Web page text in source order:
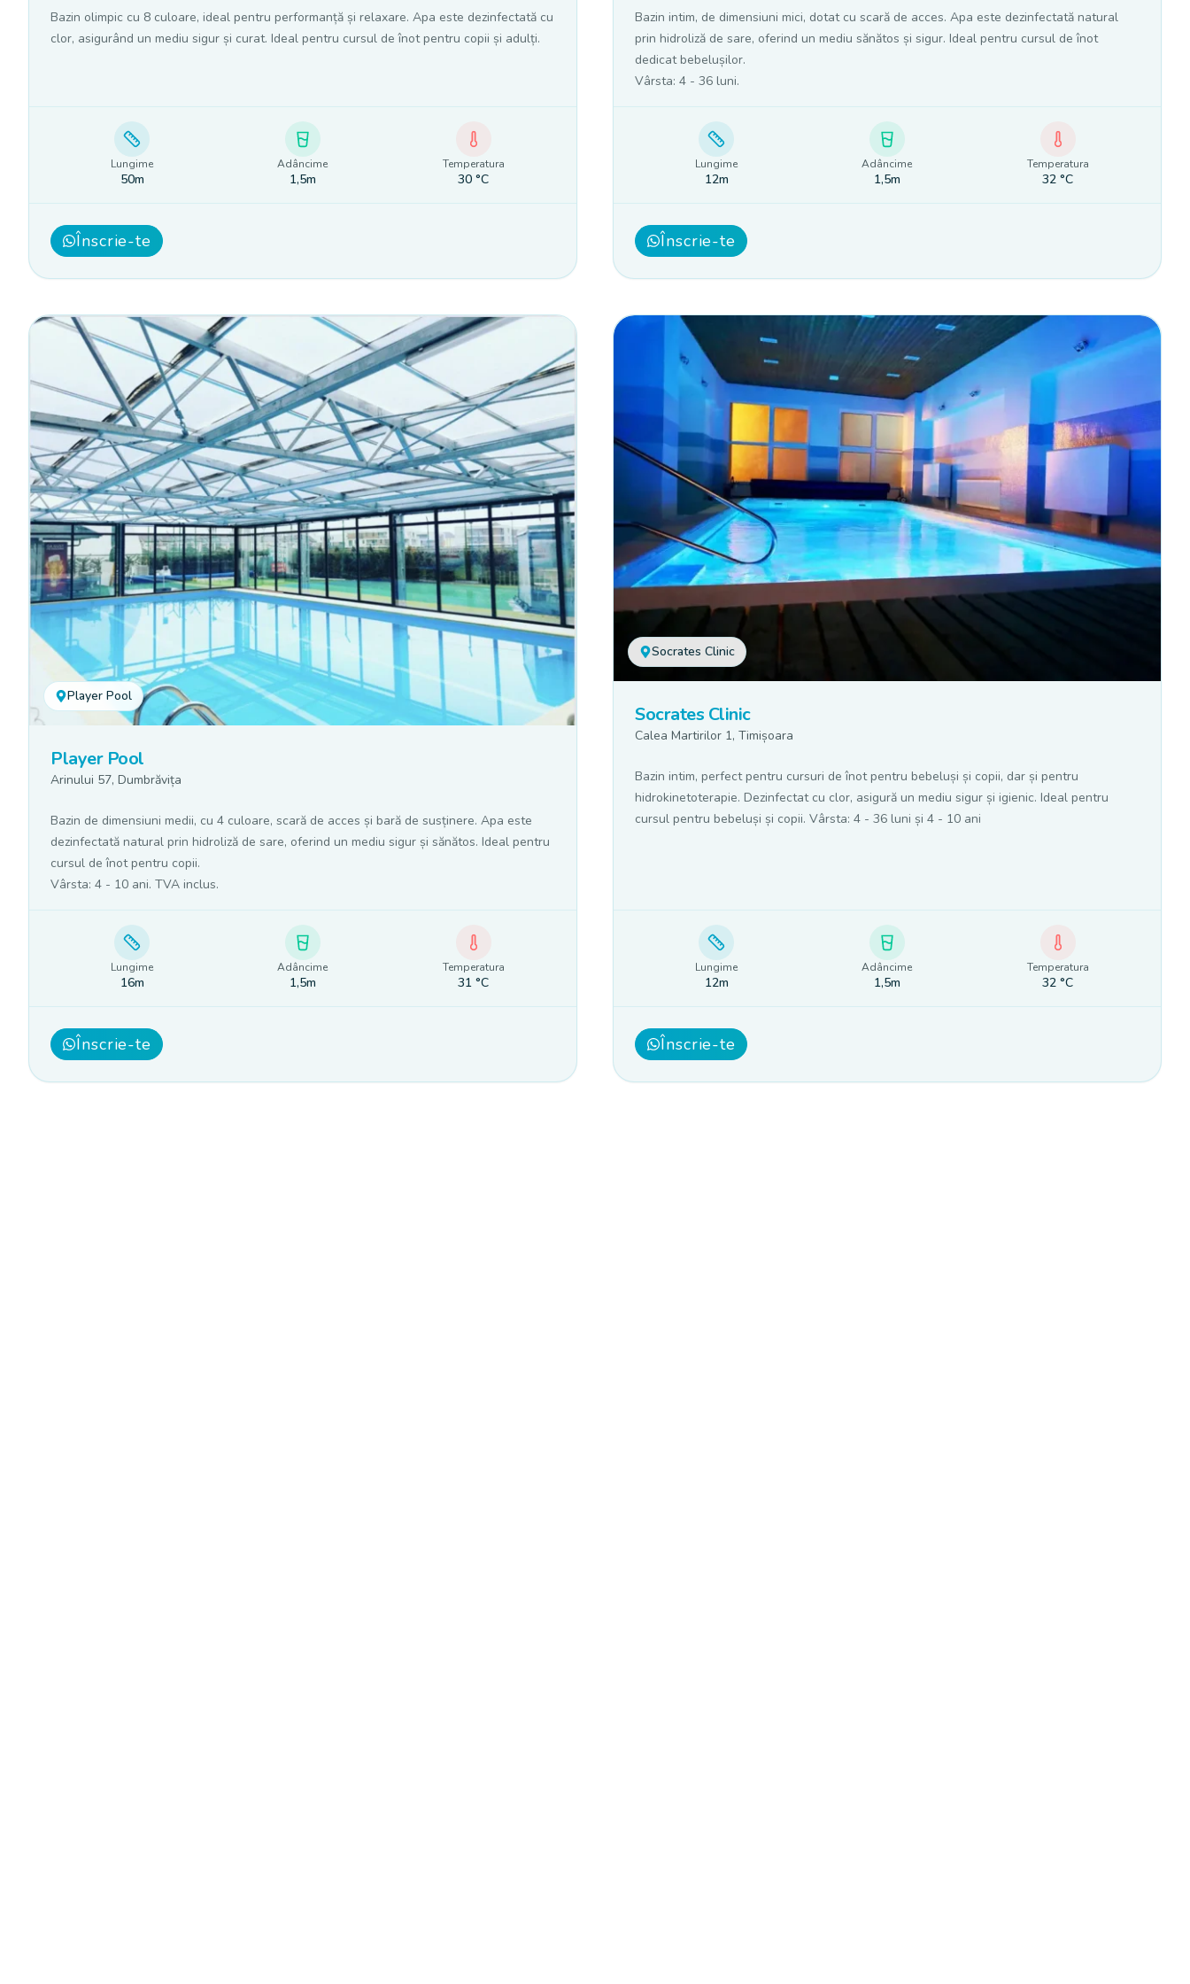
Bazin olimpic cu 8 culoare, ideal pentru performanță și relaxare. Apa este dezinfectată cu
clor, asigurând un mediu sigur și curat. Ideal pentru cursul de înot pentru copii și adulți.
Lungime
50m
Adâncime
1,5m
Temperatura
30 °C
Înscrie-te
Bazin intim, de dimensiuni mici, dotat cu scară de acces. Apa este dezinfectată natural
prin hidroliză de sare, oferind un mediu sănătos și sigur. Ideal pentru cursul de înot
dedicat bebelușilor.
Vârsta: 4 - 36 luni.
Lungime
12m
Adâncime
1,5m
Temperatura
32 °C
Înscrie-te
Player Pool
Player Pool
Arinului 57, Dumbrăvița
Bazin de dimensiuni medii, cu 4 culoare, scară de acces și bară de susținere. Apa este
dezinfectată natural prin hidroliză de sare, oferind un mediu sigur și sănătos. Ideal pentru
cursul de înot pentru copii.
Vârsta: 4 - 10 ani. TVA inclus.
Lungime
16m
Adâncime
1,5m
Temperatura
31 °C
Înscrie-te
Socrates Clinic
Socrates Clinic
Calea Martirilor 1, Timișoara
Bazin intim, perfect pentru cursuri de înot pentru bebeluși și copii, dar și pentru
hidrokinetoterapie. Dezinfectat cu clor, asigură un mediu sigur și igienic. Ideal pentru
cursul pentru bebeluși și copii. Vârsta: 4 - 36 luni și 4 - 10 ani
Lungime
12m
Adâncime
1,5m
Temperatura
32 °C
Înscrie-te